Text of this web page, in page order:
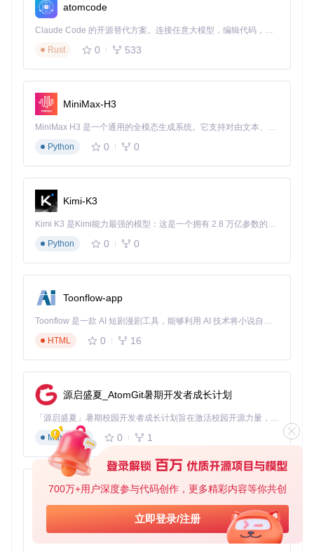
700万+用户深度参与代码创作，更多精彩内容等你共创
立即登录/注册
解决方案 ：AI Deadlines提供多维度筛选功能，包括：
按领域：机器学习、计算机视觉、自然语言处理等8大领域
按时间：即将截止、近期会议、已完成会议
按影响力：基于h-index的会议等级划分
研究者可以根据自己的需求快速筛选出合适的会议。
解决方案：AI Deadlines核心功能解析
AI Deadlines的核心是_data/conferences.yml文件，其中
每条会议记录采用如下格式：
- title: AAAI 2024 Spring
Symposium
year: 2024
timezone: UTC-12
place: Stanford, USA
sub:
这种结构化数据确保了会议信息的一致性和易维护性，同时为
后续的筛选和展示提供了基础。
2. 智能分类与可视化
域都有专属颜色标识。在网页界面中，研究者可以直观地通过
颜色区分不同领域的会议，快速识别自己感兴趣的内容。
3. 个性化日历集成
AI Deadlines支持将会议信息导出为ICS格式，方便导入到个
人日历工具（如Google Calendar、Outlook等）。研究者还可
以设置自定义提醒，确保不会错过重要截止日期。
实战应用：5步上手AI Deadlines
步骤一：获取项目
atomcode
Claude Code 的开源替代方案。连接任意大模型，编辑代码，运行命令，自动验证 — 全自动执行。用 Rust 构建，极致性能。 ｜ An open-source alternative to Claude Code. Connect any LLM, edit code, run commands, and verify changes — autonomously. Built in Rust for speed. Get Started
Rust
0 533
MiniMax-H3
MiniMax H3 是一个通用的全模态生成系统。它支持对由文本、图像、视频和音频组成的多模态上下文进行统一理解，并能生成分辨率高达 2K、时长可达 15 秒的带原生立体声音频的视频。得益于面向任务泛化的系统设计，H3 在预训练阶段就已具备广泛的多模态上下文理解与生成能力，能够出色地执行复杂的多模态指令。
Python
0 0
Kimi-K3
Kimi K3 是Kimi能力最强的模型：这是一个拥有 2.8 万亿参数的混合专家（MoE）模型，具备原生视觉理解能力，并支持 100 万 token 的上下文窗口。
Python
0 0
Toonflow-app
Toonflow 是一款 AI 短剧漫剧工具，能够利用 AI 技术将小说自动转化为剧本，并结合 AI 生成的图片和视频，实现高效的短剧创作。借助 Toonflow，可以轻松完成从文字到影像的全流程，让短剧制作变得更加智能与便捷。
HTML
0 16
源启盛夏_AtomGit暑期开发者成长计划
「源启盛夏」暑期校园开发者成长计划旨在激活校园开源力量，通过积分激励、认证扶持、资源倾斜等形式，引导高校组织和开发者完成「入驻 — 建项目 — 做贡献 — 获认证 — 得资源」的完整闭环。无论你是想带领社团入驻平台的组织者，还是希望用代码贡献证明自己的开发者，都能在这里找到属于你的成长路径。
Markdown
0 1
AionUi
免费、本地、开源的 24/7 全天候 Cowork 应用，以及适用于 Gemini CLI、Claude Code、Codex、OpenCode、Qwen Code、Goose CLI、Auggie 等的 OpenClaw | 🌟 喜欢就点star吧
TypeScript
0 6